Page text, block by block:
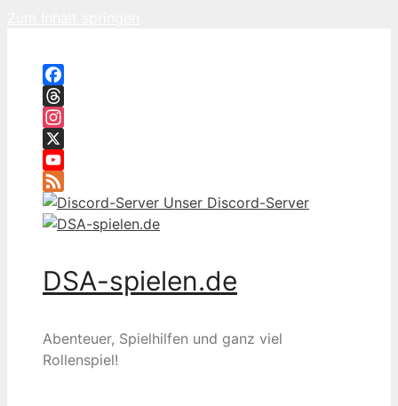
Facebook
Threads
Instagram
X
YouTube
Feed
Unser Discord-Server
DSA-spielen.de
Abenteuer, Spielhilfen und ganz viel
Rollenspiel!